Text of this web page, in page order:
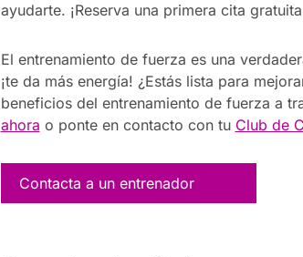
ayudarte. ¡Reserva una primera cita
El entrenamiento de fuerza es una
¡te da más energía! ¿Estás lista para
beneficios del entrenamiento de fuerza a
ahora o ponte en contacto con tu Club de
Contacta a un entrenador